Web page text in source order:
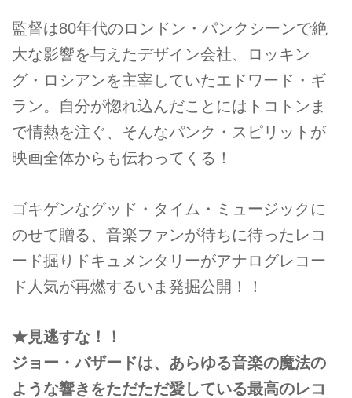
監督は80年代のロンドン・パンクシーンで絶
大な影響を与えたデザイン会社、ロッキン
グ・ロシアンを主宰していたエドワード・ギ
ラン。自分が惚れ込んだことにはトコトンま
で情熱を注ぐ、そんなパンク・スピリットが
映画全体からも伝わってくる！
ゴキゲンなグッド・タイム・ミュージックに
のせて贈る、音楽ファンが待ちに待ったレコ
ード掘りドキュメンタリーがアナログレコー
ド人気が再燃するいま発掘公開！！
★見逃すな！！
ジョー・バザードは、あらゆる音楽の魔法の
ような響きをただただ愛している最高のレコ